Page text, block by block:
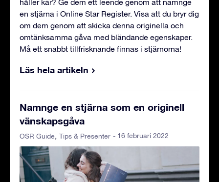
håller kär? Ge dem ett leende genom att namnge
en stjärna i Online Star Register. Visa att du bryr dig
om dem genom att skicka denna originella och
omtänksamma gåva med bländande egenskaper.
Må ett snabbt tillfrisknande finnas i stjärnorna!
Läs hela artikeln
Namnge en stjärna som en originell
vänskapsgåva
OSR Guide Tips & Presenter - 16 februari 2022